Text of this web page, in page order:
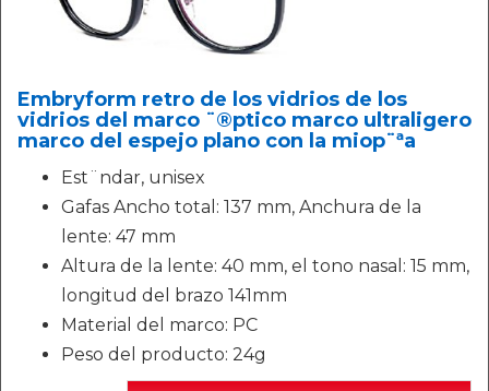
Embryform retro de los vidrios de los
vidrios del marco ¨®ptico marco ultraligero
marco del espejo plano con la miop¨ªa
Est¨ndar, unisex
Gafas Ancho total: 137 mm, Anchura de la
lente: 47 mm
Altura de la lente: 40 mm, el tono nasal: 15 mm,
longitud del brazo 141mm
Material del marco: PC
Peso del producto: 24g